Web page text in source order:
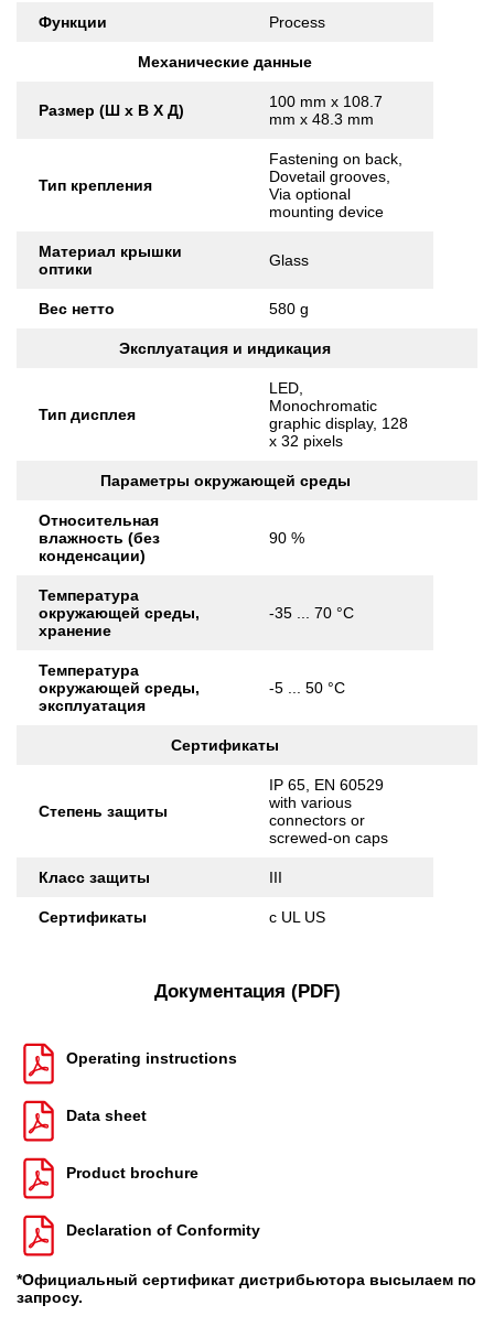
Функции Process
Механические данные
Размер (Ш x В X Д)
100 mm x 108.7
mm x 48.3 mm
Тип крепления
Fastening on back,
Dovetail grooves,
Via optional
mounting device
Материал крышки
оптики
Glass
Вес нетто 580 g
Эксплуатация и индикация
Тип дисплея
LED,
Monochromatic
graphic display, 128
x 32 pixels
Параметры окружающей среды
Относительная
влажность (без
конденсации)
90 %
Температура
окружающей среды,
хранение
-35 ... 70 °C
Температура
окружающей среды,
эксплуатация
-5 ... 50 °C
Сертификаты
Степень защиты
IP 65, EN 60529
with various
connectors or
screwed-on caps
Класс защиты III
Сертификаты c UL US
Документация (PDF)
Operating instructions
Data sheet
Product brochure
Declaration of Conformity
*Официальный сертификат дистрибьютора высылаем по
запросу.